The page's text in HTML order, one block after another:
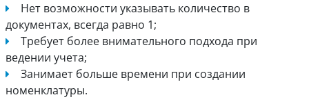
Нет возможности указывать количество в
документах, всегда равно 1;
Требует более внимательного подхода при
ведении учета;
Занимает больше времени при создании
номенклатуры.